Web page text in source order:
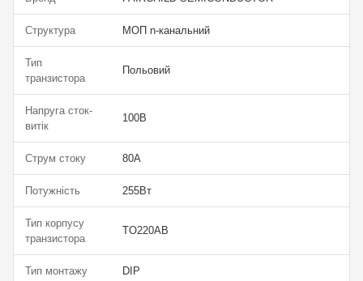
Структура МОП n-канальний
Тип
транзистора
Польовий
Напруга сток-
витік
100В
Струм стоку 80А
Потужність 255Вт
Тип корпусу
транзистора
TO220AB
Тип монтажу DIP